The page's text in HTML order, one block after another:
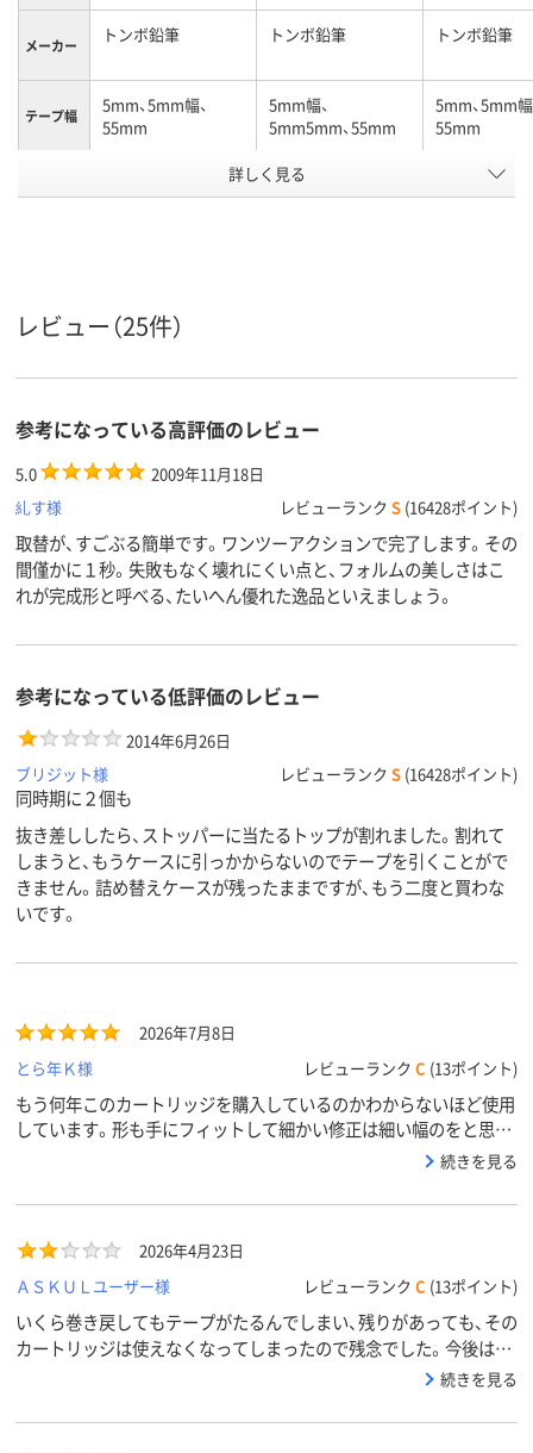
メーカー トンボ鉛筆 トンボ鉛筆 トンボ鉛筆
テープ幅
5mm、5mm幅、
55mm
5mm幅、
5mm5mm、55mm
5mm、5mm幅
55mm
プ
カートリッジ カートリッジ
スコア
65 65 70
詳しく見る
レビュー（25件）
参考になっている高評価のレビュー
5.0
2009年11月18日
糺す様
レビューランク S (16428ポイント)
取替が、すごぶる簡単です。ワンツーアクションで完了します。その
間僅かに１秒。失敗もなく壊れにくい点と、フォルムの美しさはこ
れが完成形と呼べる、たいへん優れた逸品といえましょう。
参考になっている低評価のレビュー
2014年6月26日
ブリジット様
レビューランク S (16428ポイント)
同時期に２個も
抜き差ししたら、ストッパーに当たるトップが割れました。割れて
しまうと、もうケースに引っかからないのでテープを引くことがで
きません。詰め替えケースが残ったままですが、もう二度と買わな
いです。
2026年7月8日
とら年Ｋ様
レビューランク C (13ポイント)
もう何年このカートリッジを購入しているのかわからないほど使用
しています。形も手にフィットして細かい修正は細い幅のをと思い
きや、この幅で大丈夫です。斜めにもって指先で調整すれば、バッチ
続きを見る
2026年4月23日
ＡＳＫＵＬユーザー様
レビューランク C (13ポイント)
いくら巻き戻してもテープがたるんでしまい、残りがあっても、その
カートリッジは使えなくなってしまったので残念でした。今後はそ
続きを見る